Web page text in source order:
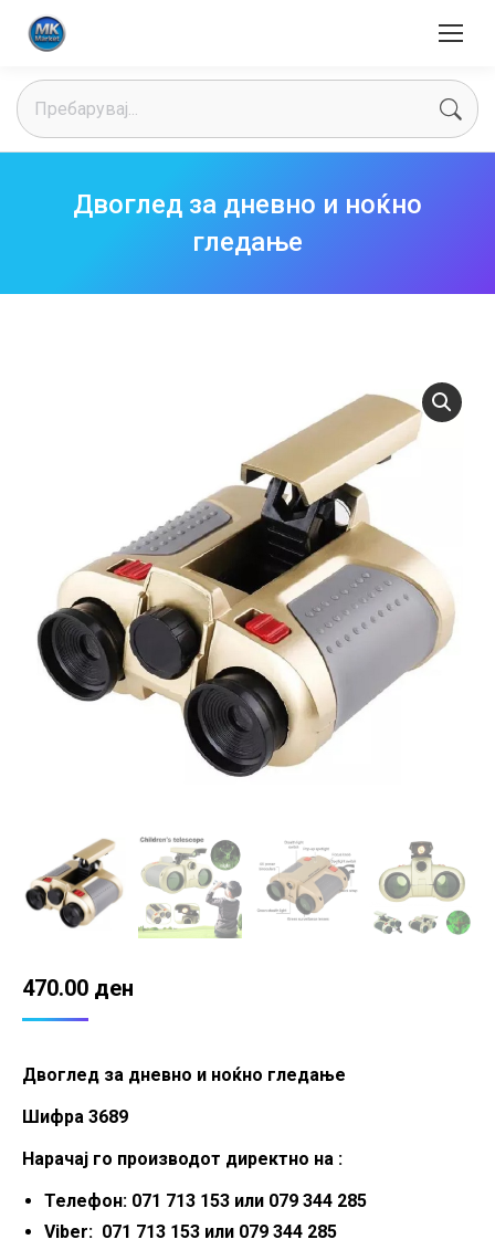
Search:
Двоглед за дневно и ноќно
гледање
470.00 ден
Двоглед за дневно и ноќно гледање
Шифра 3689
Нарачај го производот директно на :
Телефон: 071 713 153 или 079 344 285
Viber: 071 713 153 или 079 344 285